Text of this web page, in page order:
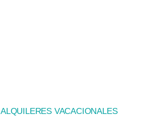
ALQUILERES VACACIONALES